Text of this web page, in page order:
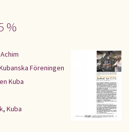
%
Föreningen
Kuba
, Kuba